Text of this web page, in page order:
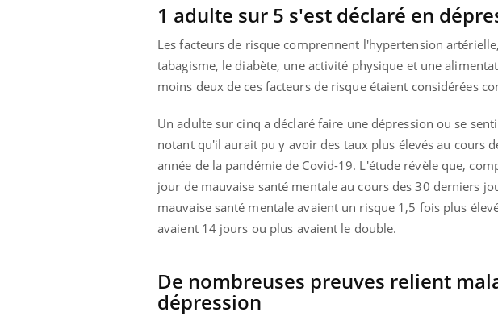
1 adulte sur 5 s'est déclaré en
Les facteurs de risque comprennent l'hypertension
tabagisme, le diabète, une activité physique et une
moins deux de ces facteurs de risque étaient considérées
Un adulte sur cinq a déclaré faire une dépression ou se
notant qu'il aurait pu y avoir des taux plus élevés au cours
année de la pandémie de Covid-19. L'étude révèle que,
jour de mauvaise santé mentale au cours des 30 derniers
mauvaise santé mentale avaient un risque 1,5 fois plus
avaient 14 jours ou plus avaient le double.
De nombreuses preuves relient
dépression